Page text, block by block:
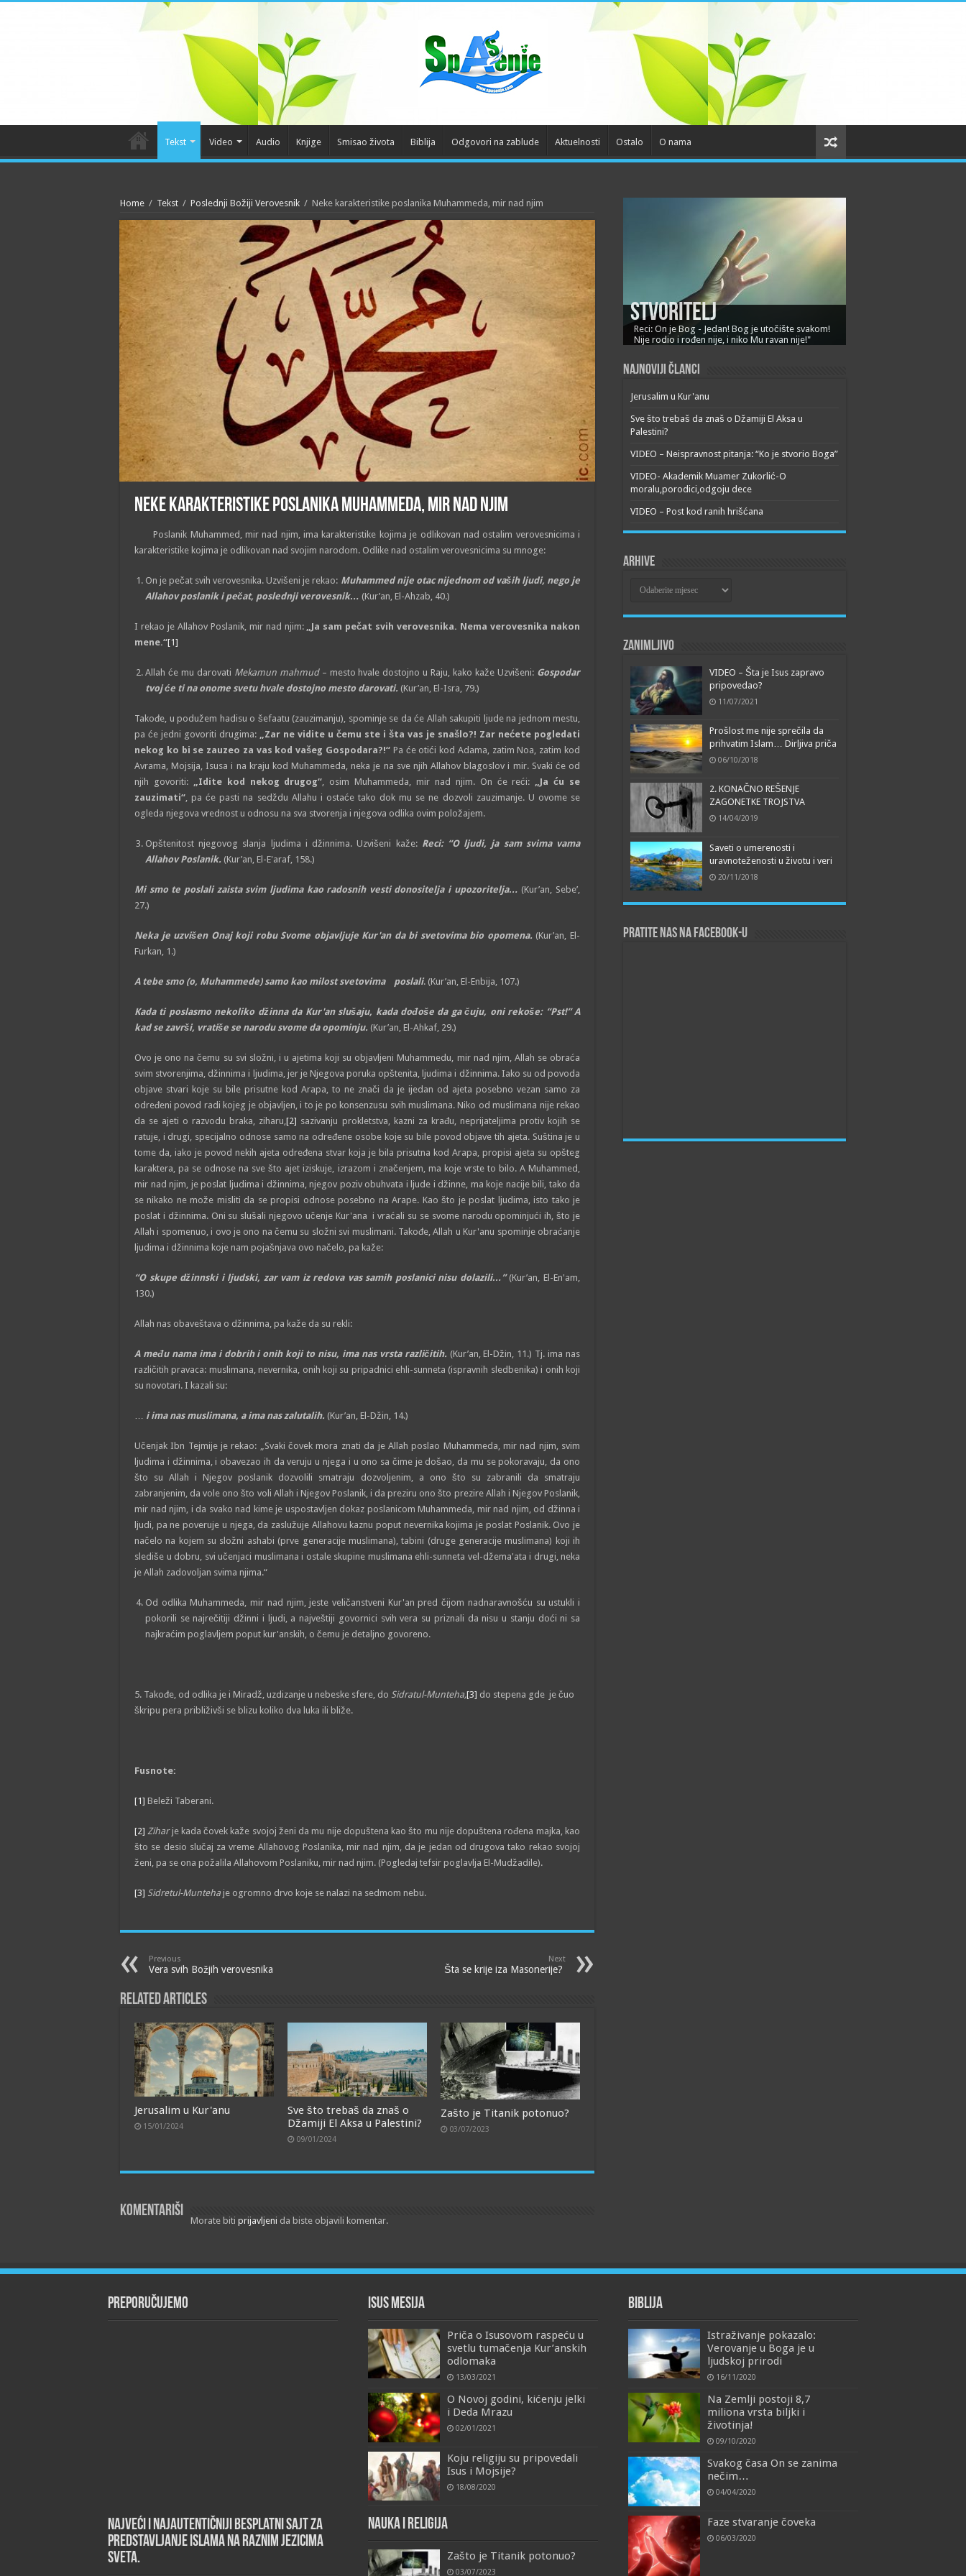
Tekst Video Audio Knjige Smisao života Biblija Odgovori na zablude Aktuelnosti Ostalo O nama
Home / Tekst / Poslednji Božiji Verovesnik / Neke karakteristike poslanika Muhammeda, mir nad njim
Neke karakteristike poslanika Muhammeda, mir nad njim
Poslanik Muhammed, mir nad njim, ima karakteristike kojima je odlikovan nad ostalim verovesnicima i
karakteristike kojima je odlikovan nad svojim narodom. Odlike nad ostalim verovesnicima su mnoge:
On je pečat svih verovesnika. Uzvišeni je rekao: Muhammed nije otac nijednom od vaših ljudi, nego je
Allahov poslanik i pečat, poslednji verovesnik… (Kur’an, El-Ahzab, 40.)
I rekao je Allahov Poslanik, mir nad njim: „Ja sam pečat svih verovesnika. Nema verovesnika nakon
mene.“[1]
Allah će mu darovati Mekamun mahmud– mesto hvale dostojno u Raju, kako kaže Uzvišeni: Gospodar
tvoj će ti na onome svetu hvale dostojno mesto darovati. (Kur’an, El-Isra, 79.)
Takođe, u podužem hadisu o šefaatu (zauzimanju), spominje se da će Allah sakupiti ljude na jednom mestu,
pa će jedni govoriti drugima: „Zar ne vidite u čemu ste i šta vas je snašlo?! Zar nećete pogledati
nekog ko bi se zauzeo za vas kod vašeg Gospodara?!“ Pa će otići kod Adama, zatim Noa, zatim kod
Avrama, Mojsija, Isusa i na kraju kod Muhammeda, neka je na sve njih Allahov blagoslov i mir. Svaki će od
njih govoriti: „Idite kod nekog drugog“, osim Muhammeda, mir nad njim. On će reći: „Ja ću se
zauzimati“, pa će pasti na sedždu Allahu i ostaće tako dok mu se ne dozvoli zauzimanje. U ovome se
ogleda njegova vrednost u odnosu na sva stvorenja i njegova odlika ovim položajem.
Opštenitost njegovog slanja ljudima i džinnima. Uzvišeni kaže: Reci: “O ljudi, ja sam svima vama
Allahov Poslanik. (Kur’an, El-E'araf, 158.)
Mi smo te poslali zaista svim ljudima kao radosnih vesti donositelja i upozoritelja… (Kur’an, Sebe’,
27.)
Neka je uzvišen Onaj koji robu Svome objavljuje Kur'an da bi svetovima bio opomena. (Kur’an, El-
Furkan, 1.)
A tebe smo (o, Muhammede) samo kao milost svetovima poslali. (Kur’an, El-Enbija, 107.)
Kada ti poslasmo nekoliko džinna da Kur'an slušaju, kada dođoše da ga čuju, oni rekoše: “Pst!” A
kad se završi, vratiše se narodu svome da opominju. (Kur’an, El-Ahkaf, 29.)
Ovo je ono na čemu su svi složni, i u ajetima koji su objavljeni Muhammedu, mir nad njim, Allah se obraća
svim stvorenjima, džinnima i ljudima, jer je Njegova poruka opštenita, ljudima i džinnima. Iako su od povoda
objave stvari koje su bile prisutne kod Arapa, to ne znači da je ijedan od ajeta posebno vezan samo za
određeni povod radi kojeg je objavljen, i to je po konsenzusu svih muslimana. Niko od muslimana nije rekao
da se ajeti o razvodu braka, ziharu,[2] sazivanju prokletstva, kazni za krađu, neprijateljima protiv kojih se
ratuje, i drugi, specijalno odnose samo na određene osobe koje su bile povod objave tih ajeta. Suština je u
tome da, iako je povod nekih ajeta određena stvar koja je bila prisutna kod Arapa, propisi ajeta su opšteg
karaktera, pa se odnose na sve što ajet iziskuje, izrazom i značenjem, ma koje vrste to bilo. A Muhammed,
mir nad njim, je poslat ljudima i džinnima, njegov poziv obuhvata i ljude i džinne, ma koje nacije bili, tako da
se nikako ne može misliti da se propisi odnose posebno na Arape. Kao što je poslat ljudima, isto tako je
poslat i džinnima. Oni su slušali njegovo učenje Kur'ana i vraćali su se svome narodu opominjući ih, što je
Allah i spomenuo, i ovo je ono na čemu su složni svi muslimani. Takođe, Allah u Kur'anu spominje obraćanje
ljudima i džinnima koje nam pojašnjava ovo načelo, pa kaže:
“O skupe džinnski i ljudski, zar vam iz redova vas samih poslanici nisu dolazili…”(Kur’an, El-En'am,
130.)
Allah nas obaveštava o džinnima, pa kaže da su rekli:
A među nama ima i dobrih i onih koji to nisu, ima nas vrsta različitih. (Kur’an, El-Džin, 11.) Tj. ima nas
različitih pravaca: muslimana, nevernika, onih koji su pripadnici ehli-sunneta (ispravnih sledbenika) i onih koji
su novotari. I kazali su:
… i ima nas muslimana, a ima nas zalutalih. (Kur’an, El-Džin, 14.)
Učenjak Ibn Tejmije je rekao: „Svaki čovek mora znati da je Allah poslao Muhammeda, mir nad njim, svim
ljudima i džinnima, i obavezao ih da veruju u njega i u ono sa čime je došao, da mu se pokoravaju, da ono
što su Allah i Njegov poslanik dozvolili smatraju dozvoljenim, a ono što su zabranili da smatraju
zabranjenim, da vole ono što voli Allah i Njegov Poslanik, i da preziru ono što prezire Allah i Njegov Poslanik,
mir nad njim, i da svako nad kime je uspostavljen dokaz poslanicom Muhammeda, mir nad njim, od džinna i
ljudi, pa ne poveruje u njega, da zaslužuje Allahovu kaznu poput nevernika kojima je poslat Poslanik. Ovo je
načelo na kojem su složni ashabi (prve generacije muslimana), tabini (druge generacije muslimana) koji ih
slediše u dobru, svi učenjaci muslimana i ostale skupine muslimana ehli-sunneta vel-džema'ata i drugi, neka
je Allah zadovoljan svima njima.“
Od odlika Muhammeda, mir nad njim, jeste veličanstveni Kur'an pred čijom nadnaravnošću su ustukli i
pokorili se najrečitiji džinni i ljudi, a najveštiji govornici svih vera su priznali da nisu u stanju doći ni sa
najkraćim poglavljem poput kur'anskih, o čemu je detaljno govoreno.
5. Takođe, od odlika je i Miradž, uzdizanje u nebeske sfere, do Sidratul-Munteha,[3] do stepena gde je čuo
škripu pera približivši se blizu koliko dva luka ili bliže.
Fusnote:
[1] Beleži Taberani.
[2] Ziharje kada čovek kaže svojoj ženi da mu nije dopuštena kao što mu nije dopuštena rođena majka, kao
što se desio slučaj za vreme Allahovog Poslanika, mir nad njim, da je jedan od drugova tako rekao svojoj
ženi, pa se ona požalila Allahovom Poslaniku, mir nad njim. (Pogledaj tefsir poglavlja El-Mudžadile).
[3] Sidretul-Munteha je ogromno drvo koje se nalazi na sedmom nebu.
Previous
Vera svih Božjih verovesnika
Next
Šta se krije iza Masonerije?
Related Articles
Jerusalim u Kur'anu
15/01/2024
Sve što trebaš da znaš o
Džamiji El Aksa u Palestini?
09/01/2024
Zašto je Titanik potonuo?
03/07/2023
Komentariši
Morate biti prijavljeni da biste objavili komentar.
Stvoritelj
Reci: On je Bog - Jedan! Bog je utočište svakom!
Nije rodio i rođen nije, i niko Mu ravan nije!"
Najnoviji članci
Jerusalim u Kur'anu
Sve što trebaš da znaš o Džamiji El Aksa u
Palestini?
VIDEO – Neispravnost pitanja: “Ko je stvorio Boga”
VIDEO- Akademik Muamer Zukorlić-O
moralu,porodici,odgoju dece
VIDEO – Post kod ranih hrišćana
Arhive
Zanimljivo
VIDEO – Šta je Isus zapravo
pripovedao?
11/07/2021
Prošlost me nije sprečila da
prihvatim Islam… Dirljiva priča
06/10/2018
2. KONAČNO REŠENJE
ZAGONETKE TROJSTVA
14/04/2019
Saveti o umerenosti i
uravnoteženosti u životu i veri
20/11/2018
Pratite nas na Facebook-u
Preporučujemo
Najveći i najautentičniji besplatni sajt za
predstavljanje islama na raznim jezicima
sveta.
Isus Mesija
Priča o Isusovom raspeću u
svetlu tumačenja Kur’anskih
odlomaka
13/03/2021
O Novoj godini, kićenju jelki
i Deda Mrazu
02/01/2021
Koju religiju su pripovedali
Isus i Mojsije?
18/08/2020
Nauka i religija
Zašto je Titanik potonuo?
03/07/2023
Biblija
Istraživanje pokazalo:
Verovanje u Boga je u
ljudskoj prirodi
16/11/2020
Na Zemlji postoji 8,7
miliona vrsta biljki i
životinja!
09/10/2020
Svakog časa On se zanima
nečim…
04/04/2020
Faze stvaranje čoveka
06/03/2020